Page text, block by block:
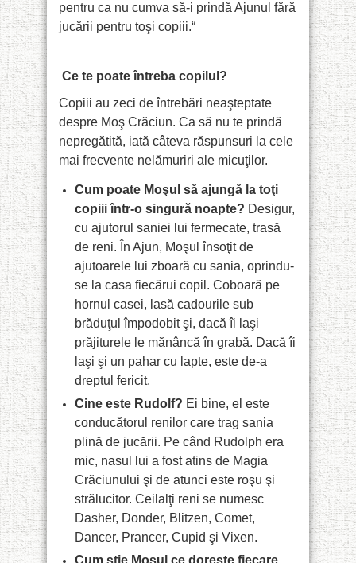
pentru ca nu cumva să-i prindă Ajunul fără
jucării pentru toşi copiii.“
Ce te poate întreba copilul?
Copiii au zeci de întrebări neaşteptate
despre Moş Crăciun. Ca să nu te prindă
nepregătită, iată câteva răspunsuri la cele
mai frecvente nelămuriri ale micuţilor.
Cum poate Moşul să ajungă la toţi
copiii într-o singură noapte? Desigur,
cu ajutorul saniei lui fermecate, trasă
de reni. În Ajun, Moşul însoţit de
ajutoarele lui zboară cu sania, oprindu-
se la casa fiecărui copil. Coboară pe
hornul casei, lasă cadourile sub
brăduţul împodobit şi, dacă îi laşi
prăjiturele le mănâncă în grabă. Dacă îi
laşi şi un pahar cu lapte, este de-a
dreptul fericit.
Cine este Rudolf? Ei bine, el este
conducătorul renilor care trag sania
plină de jucării. Pe când Rudolph era
mic, nasul lui a fost atins de Magia
Crăciunului şi de atunci este roşu şi
strălucitor. Ceilalţi reni se numesc
Dasher, Donder, Blitzen, Comet,
Dancer, Prancer, Cupid şi Vixen.
Cum ştie Moşul ce doreşte fiecare